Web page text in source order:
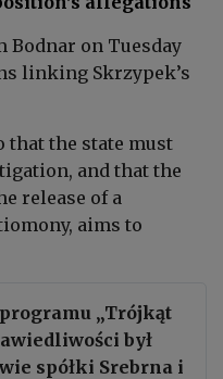
Bodnar on Tuesday
linking Skrzypek’s
that the state must
and that the
release of a
aims to
„Trójkąt
był
spółki Srebrna i